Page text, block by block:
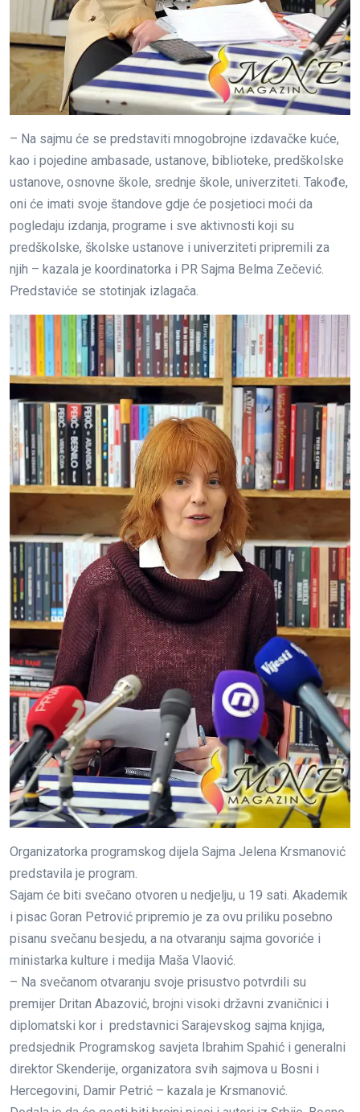
– Na sajmu će se predstaviti mnogobrojne izdavačke kuće,
kao i pojedine ambasade, ustanove, biblioteke, predškolske
ustanove, osnovne škole, srednje škole, univerziteti. Takođe,
oni će imati svoje štandove gdje će posjetioci moći da
pogledaju izdanja, programe i sve aktivnosti koji su
predškolske, školske ustanove i univerziteti pripremili za
njih – kazala je koordinatorka i PR Sajma Belma Zečević.
Predstaviće se stotinjak izlagača.
Organizatorka programskog dijela Sajma Jelena Krsmanović
predstavila je program.
Sajam će biti svečano otvoren u nedjelju, u 19 sati. Akademik
i pisac Goran Petrović pripremio je za ovu priliku posebno
pisanu svečanu besjedu, a na otvaranju sajma govoriće i
ministarka kulture i medija Maša Vlaović.
– Na svečanom otvaranju svoje prisustvo potvrdili su
premijer Dritan Abazović, brojni visoki državni zvaničnici i
diplomatski kor i predstavnici Sarajevskog sajma knjiga,
predsjednik Programskog savjeta Ibrahim Spahić i generalni
direktor Skenderije, organizatora svih sajmova u Bosni i
Hercegovini, Damir Petrić – kazala je Krsmanović.